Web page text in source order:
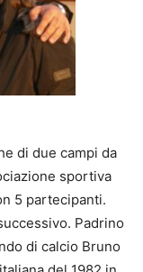
di due campi da
sportiva
5 partecipanti.
Padrino
di calcio Bruno